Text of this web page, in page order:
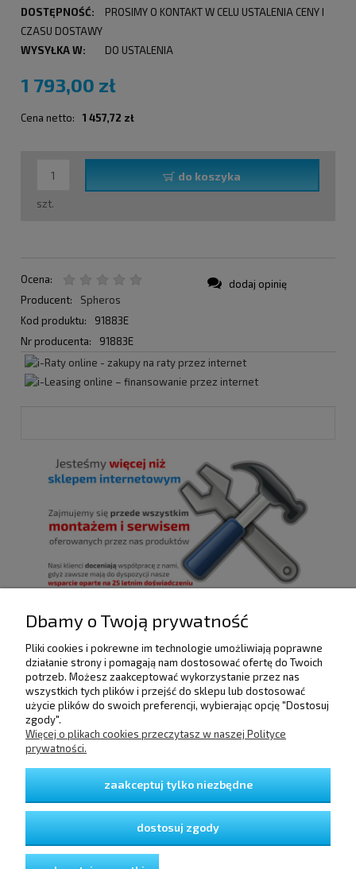
DOSTĘPNOŚĆ:
PROSIMY O KONTAKT W CELU USTALENIA CENY I
CZASU DOSTAWY
WYSYŁKA W:
DO USTALENIA
1 793,00 zł
Cena netto: 1 457,72 zł
szt.
do koszyka
Ocena:
Producent:
Spheros
Kod produktu:
91883E
Nr producenta:
91883E
dodaj opinię
POMOC
DOSTAWA I PŁATNOŚCI
GWARANCJA I ZWROTY
O FIRMIE
Dbamy o Twoją prywatność
Pliki cookies i pokrewne im technologie umożliwiają poprawne
działanie strony i pomagają nam dostosować ofertę do Twoich
potrzeb. Możesz zaakceptować wykorzystanie przez nas
wszystkich tych plików i przejść do sklepu lub dostosować
użycie plików do swoich preferencji, wybierając opcję "Dostosuj
zgody".
Więcej o plikach cookies przeczytasz w naszej Polityce
prywatności.
zaakceptuj tylko niezbędne
dostosuj zgody